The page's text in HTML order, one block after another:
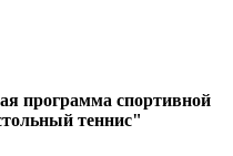
программа спортивной
теннис"